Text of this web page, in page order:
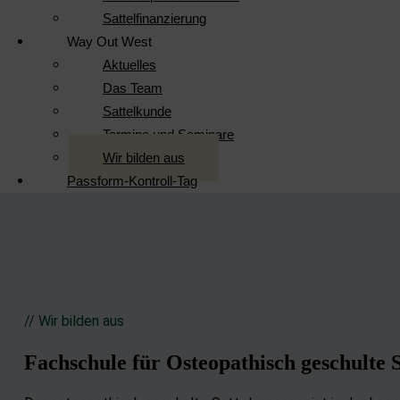
Sattelfinanzierung
Way Out West
Aktuelles
Das Team
Sattelkunde
Termine und Seminare
Wir bilden aus
Passform-Kontroll-Tag
// Wir bilden aus
Fachschule für Osteopathisch geschulte